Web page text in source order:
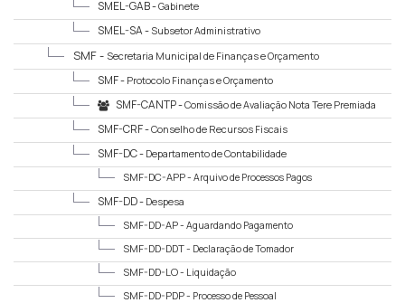
SMEL-GAB -Gabinete
SMEL-SA - Subsetor Administrativo
SMF - Secretaria Municipal de Finanças e Orçamento
SMF - Protocolo Finanças e Orçamento
SMF-CANTP -Comissão de Avaliação Nota Tere Premiada
SMF-CRF -Conselho de Recursos Fiscais
SMF-DC - Departamento de Contabilidade
SMF-DC-APP - Arquivo de Processos Pagos
SMF-DD - Despesa
SMF-DD-AP - Aguardando Pagamento
SMF-DD-DDT - Declaração de Tomador
SMF-DD-LO - Liquidação
SMF-DD-PDP - Processo de Pessoal